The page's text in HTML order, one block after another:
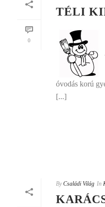
0
TÉLI
óvodás korú
[...]
By Családi Világ In